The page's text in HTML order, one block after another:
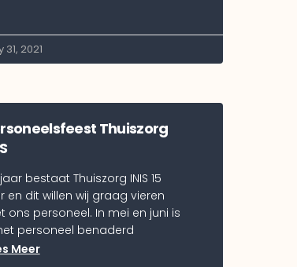
31, 2021
Thuiszorg
bestaat Thuiszorg INIS 15
en dit willen wij graag vieren
ons personeel. In mei en juni is
personeel benaderd
Meer